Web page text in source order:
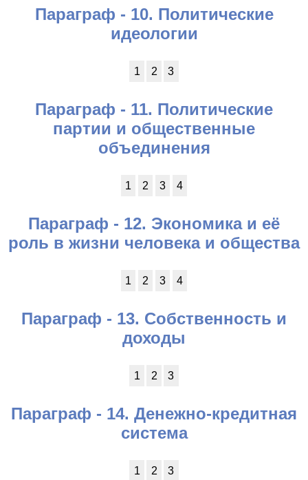
Параграф - 10. Политические
идеологии
1 2 3
Параграф - 11. Политические
партии и общественные
объединения
1 2 3 4
Параграф - 12. Экономика и её
роль в жизни человека и общества
1 2 3 4
Параграф - 13. Собственность и
доходы
1 2 3
Параграф - 14. Денежно-кредитная
система
1 2 3